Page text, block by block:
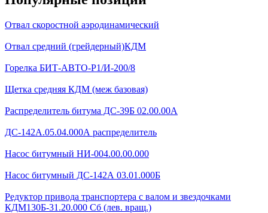
Отвал скоростной аэродинамический
Отвал средний (грейдерный)КДМ
Горелка БИТ-АВТО-Р1/И-200/8
Щетка средняя КДМ (меж базовая)
Распределитель битума ДС-39Б 02.00.00А
ДС-142А.05.04.000А распределитель
Насос битумный НИ-004.00.00.000
Насос битумный ДС-142А 03.01.000Б
Редуктор привода транспортера с валом и звездочками
КДМ130Б-31.20.000 Сб (лев. вращ.)